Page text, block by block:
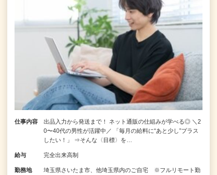
仕事内容
出品入力から発送まで！ ネット通販の仕組みが学べる◎ ＼2
0〜40代の男性が活躍中／ 「毎月の給料に“あと少し”プラス
したい！」 ⇒そんな〈目標〉を…
給与 完全出来高制
勤務地
埼玉県さいたま市、他埼玉県内のご自宅 ※フルリモート勤